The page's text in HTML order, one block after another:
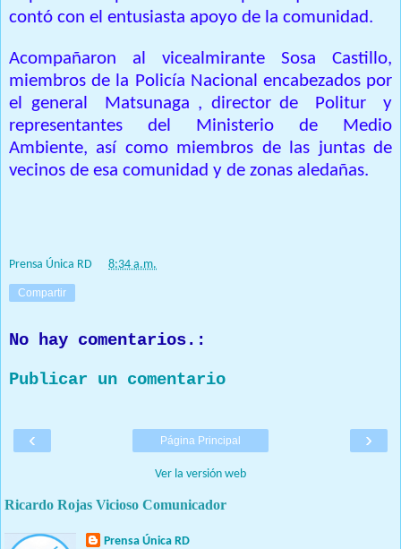
contó con el entusiasta apoyo de la comunidad.
Acompañaron al vicealmirante Sosa Castillo,
miembros de la Policía Nacional encabezados por
el general
Matsunaga , director de Politur
y
representantes del Ministerio de Medio
Ambiente, así como miembros de las juntas de
vecinos de esa comunidad y de zonas aledañas.
Prensa Única RD 8:34 a.m.
Compartir
No hay comentarios.:
Publicar un comentario
‹ ›
Página Principal
Ver la versión web
Ricardo Rojas Vicioso Comunicador
Prensa Única RD